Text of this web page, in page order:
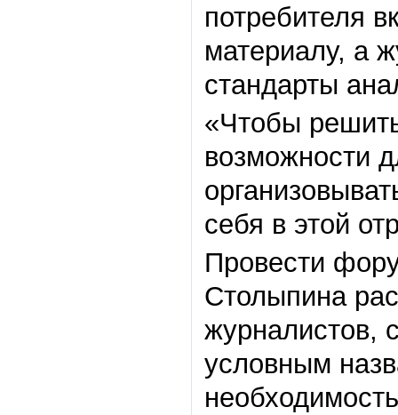
потребителя
материалу, а
стандарты
«Чтобы
возможности
себя в этой
Провести
Столыпина
журналистов,
условным